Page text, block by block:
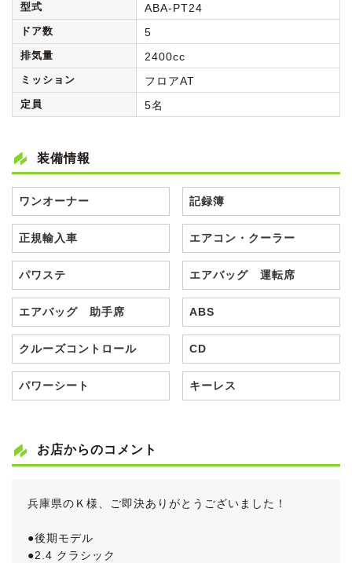
型式 ABA-PT24
ドア数 5
排気量 2400cc
ミッション フロアAT
定員 5名
装備情報
ワンオーナー 記録簿
正規輸入車 エアコン・クーラー
パワステ エアバッグ 運転席
エアバッグ 助手席 ABS
クルーズコントロール CD
パワーシート キーレス
お店からのコメント
兵庫県のＫ様、ご即決ありがとうございました！
●後期モデル
●2.4 クラシック